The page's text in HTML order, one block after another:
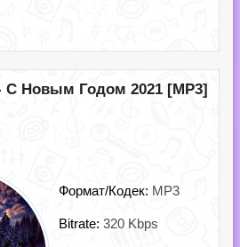
С Новым Годом 2021 [MP3]
Формат/Кодек: MP3
Bitrate: 320 Kbps